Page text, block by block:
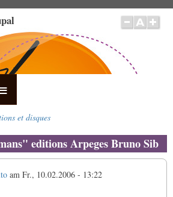
et disques
editions Arpeges Bruno Sib
am Fr., 10.02.2006 - 13:22